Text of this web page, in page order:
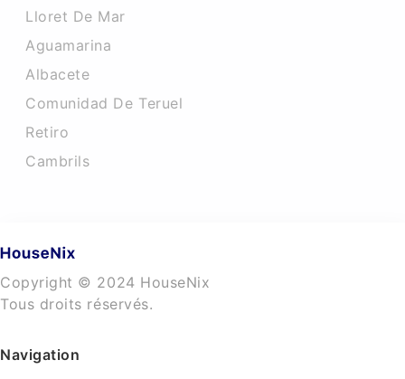
Lloret De Mar
Aguamarina
Albacete
Comunidad De Teruel
Retiro
Cambrils
Copyright © 2024 HouseNix
Tous droits réservés.
Navigation